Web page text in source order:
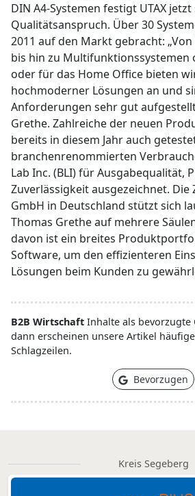
DIN A4-Systemen festigt UTAX jetzt
Qualitätsanspruch. Über 30
2011 auf den Markt gebracht:
bis hin zu Multifunktionssystemen
oder für das Home Office bieten
hochmoderner Lösungen an und
Anforderungen sehr gut
Grethe. Zahlreiche der neuen
bereits in diesem Jahr auch
branchenrenommierten
Lab Inc. (BLI) für Ausgabequalität,
Zuverlässigkeit ausgezeichnet. Die
GmbH in Deutschland stützt sich
Thomas Grethe auf mehrere
davon ist ein breites
Software, um den effizienteren
Lösungen beim Kunden zu
B2B Wirtschaft Inhalte als
dann erscheinen unsere Artikel
Schlagzeilen.
Bevorzugen
Kreis Segeberg